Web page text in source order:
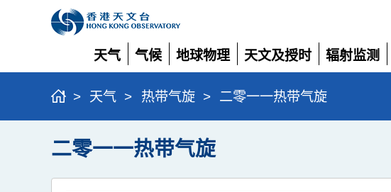
天气
展
开
气候
展
开
地球物理
展
开
天文及授时
展
开
辐射监测
展
开
> 天气 > 热带气旋 > 二零一一热带气旋
二零一一热带气旋